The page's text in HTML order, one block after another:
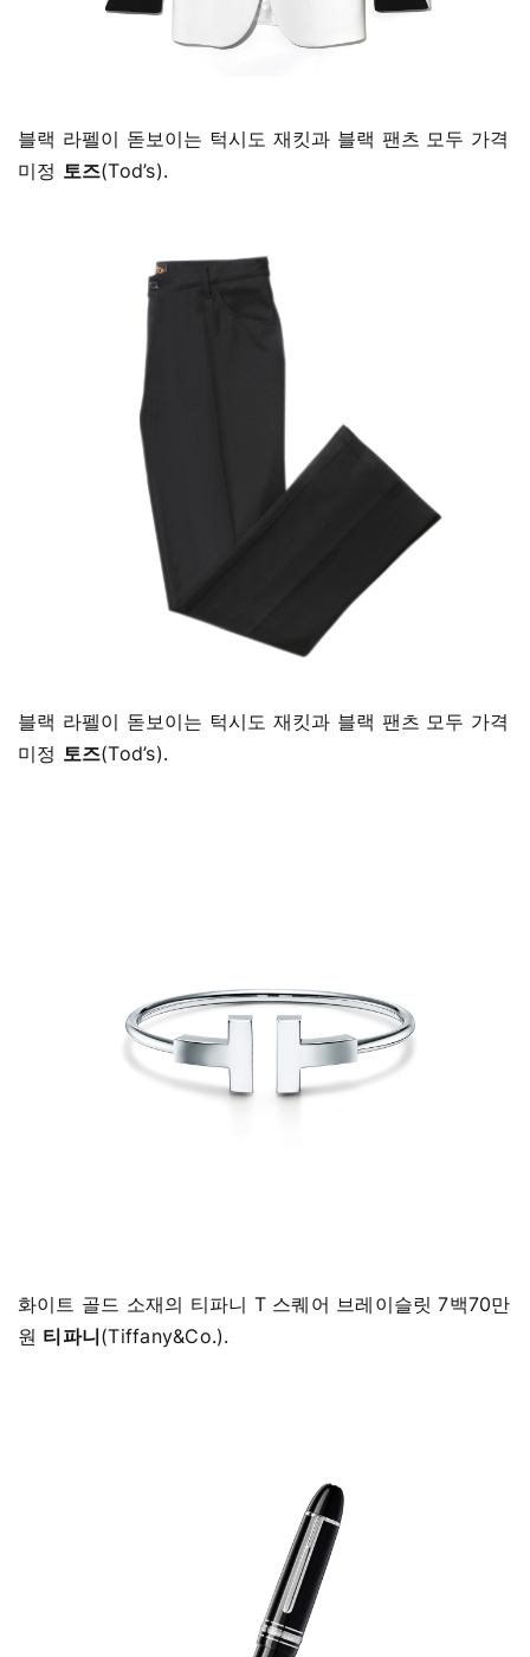
블랙 라펠이 돋보이는 턱시도 재킷과 블랙 팬츠 모두 가격
미정 토즈(Tod’s).
블랙 라펠이 돋보이는 턱시도 재킷과 블랙 팬츠 모두 가격
미정 토즈(Tod’s).
화이트 골드 소재의 티파니 T 스퀘어 브레이슬릿 7백70만
원 티파니(Tiffany&Co.).